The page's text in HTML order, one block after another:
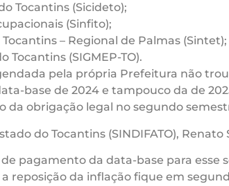
Tocantins (Sicideto);
(Sinfito);
– Regional de Palmas (Sintet);
Tocantins (SIGMEP-TO).
pela própria Prefeitura não
base de 2024 e tampouco da de
obrigação legal no segundo
do Tocantins (SINDIFATO),
pagamento da data-base para
reposição da inflação fique em